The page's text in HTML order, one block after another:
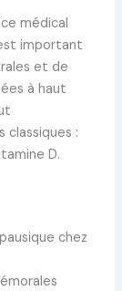
médical
important
et de
à haut
classiques :
D.
chez